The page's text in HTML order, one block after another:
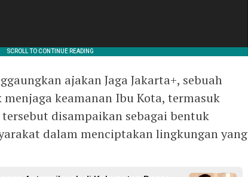
ajakan Jaga Jakarta+, sebuah
keamanan Ibu Kota, termasuk
disampaikan sebagai bentuk
dalam menciptakan lingkungan yang